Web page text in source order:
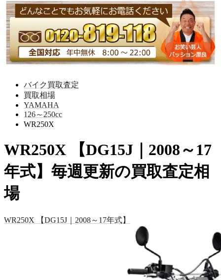
バイク買取査定
買取相場
YAMAHA
126～250cc
WR250X
WR250X 【DG15J｜2008～17
年式】毎週更新の買取査定相
場
WR250X 【DG15J｜2008～17年式】